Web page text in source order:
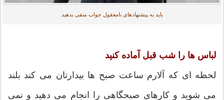
باید به پیشنهادهای نامعقول جواب منفی بدهید
لباس ها را شب قبل آماده کنید
لحظه ای که آلارم ساعت صبح ها بیدارتان می کند بلند
می شوید و کارهای صبحگاهی را انجام می دهید و نمی